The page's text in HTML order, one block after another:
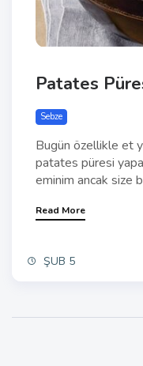
Patates
Sebze
Bugün özellikle et
patates püresi
eminim ancak size
Read More
ŞUB 5